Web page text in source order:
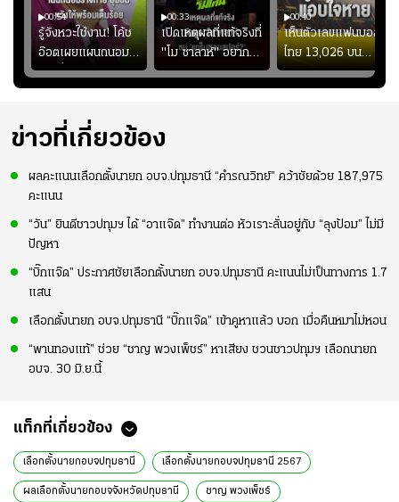
00:54
รู้จังหวะใช้งาน! โค้ช
อ๊อตเผยแผนถนอม
“บุ๋มบิ๋ม” เพื่อรักษา
ร่างกายให้พร้อมที่สุด
00:33
เปิดเหตุผลที่แท้จริงที่
"โม ซาลาห์" อยาก
ย้ายซบ "แทร็บซอนส
ปอร์"
00:40
เห็นตัวเลขแฟนบอล
ไทย 13,026 บน
สกอร์บอร์ดแล้วแอบ
ใจหาย น้อยกว่านัดที่
ข่าวที่เกี่ยวข้อง
ผลคะแนนเลือกตั้งนายก อบจ.ปทุมธานี “คำรณวิทย์” คว้าชัยด้วย 187,975
คะแนน
“วัน” ยินดีชาวปทุมฯ ได้ “อาแจ๊ด” ทำงานต่อ หัวเราะลั่นอยู่กับ “ลุงป้อม” ไม่มี
ปัญหา
“บิ๊กแจ๊ด” ประกาศชัยเลือกตั้งนายก อบจ.ปทุมธานี คะแนนไม่เป็นทางการ 1.7
แสน
เลือกตั้งนายก อบจ.ปทุมธานี “บิ๊กแจ๊ด” เข้าคูหาแล้ว บอก เมื่อคืนหมาไม่หอน
“พานทองแท้” ช่วย “ชาญ พวงเพ็ชร์” หาเสียง ชวนชาวปทุมฯ เลือกนายก
อบจ. 30 มิ.ย.นี้
แท็กที่เกี่ยวข้อง
เลือกตั้งนายกอบจปทุมธานี เลือกตั้งนายกอบจปทุมธานี 2567
ผลเลือกตั้งนายกอบจจังหวัดปทุมธานี ชาญ พวงเพ็ชร์